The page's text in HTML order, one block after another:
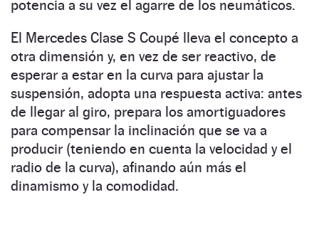
potencia a su vez el agarre de los neumáticos.
El Mercedes Clase S Coupé lleva el concepto a
otra dimensión y, en vez de ser reactivo, de
esperar a estar en la curva para ajustar la
suspensión, adopta una respuesta activa: antes
de llegar al giro, prepara los amortiguadores
para compensar la inclinación que se va a
producir (teniendo en cuenta la velocidad y el
radio de la curva), afinando aún más el
dinamismo y la comodidad.